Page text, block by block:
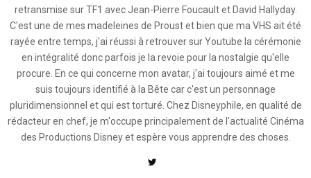
retransmise sur TF1 avec Jean-Pierre Foucault et David Hallyday.
C'est une de mes madeleines de Proust et bien que ma VHS ait été
rayée entre temps, j'ai réussi à retrouver sur Youtube la cérémonie
en intégralité donc parfois je la revoie pour la nostalgie qu'elle
procure. En ce qui concerne mon avatar, j'ai toujours aimé et me
suis toujours identifié à la Bête car c'est un personnage
pluridimensionnel et qui est torturé. Chez Disneyphile, en qualité de
rédacteur en chef, je m'occupe principalement de l'actualité Cinéma
des Productions Disney et espère vous apprendre des choses.